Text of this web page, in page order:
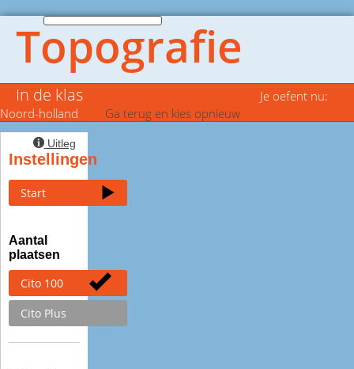
Topografie
In de klas
Je oefent nu:
Noord-holland
Ga terug en kies opnieuw
Uitleg
Instellingen
Start
Aantal
plaatsen
Cito 100
Cito Plus